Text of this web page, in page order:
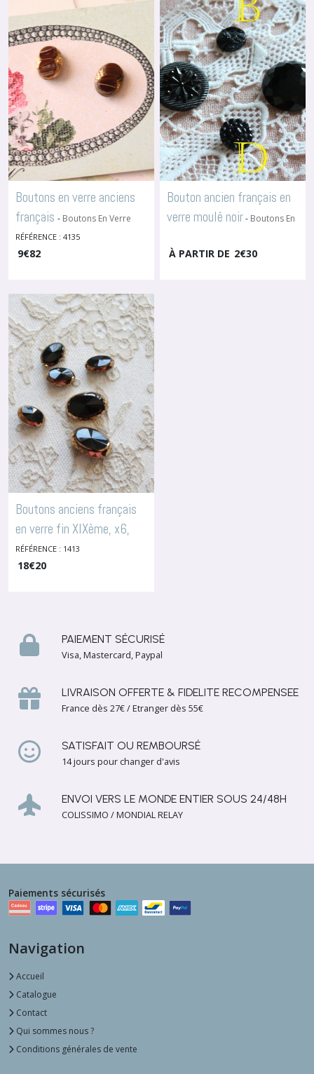
Boutons en verre anciens
français - Boutons En Verre
RÉFÉRENCE : 4135
9€82
Bouton ancien français en
verre moulé noir- Boutons En
À PARTIR DE 2€30
Boutons anciens français
en verre fin XIXème, x6,
1413-Boutons En Verre
RÉFÉRENCE : 1413
18€20
PAIEMENT SÉCURISÉ
Visa, Mastercard, Paypal
LIVRAISON OFFERTE & FIDELITE RECOMPENSEE
France dès 27€ / Etranger dès 55€
SATISFAIT OU REMBOURSÉ
14 jours pour changer d'avis
ENVOI VERS LE MONDE ENTIER SOUS 24/48H
COLISSIMO / MONDIAL RELAY
Boutons
en
Passementerie
&
Tissu
Boutons
en
Nacre
Boutons
Métal
(18)
Boutons
en
Celluloïd
(5)
Boutons
en
Bois
(4)
Boutons
en
Corozo
(4)
Boutons
en
Cuir
Galathite
Boutons
Plastique
en
Résine
en
(3)
en
Paiements sécurisés
Navigation
Accueil
Catalogue
Contact
Qui sommes nous ?
Conditions générales de vente